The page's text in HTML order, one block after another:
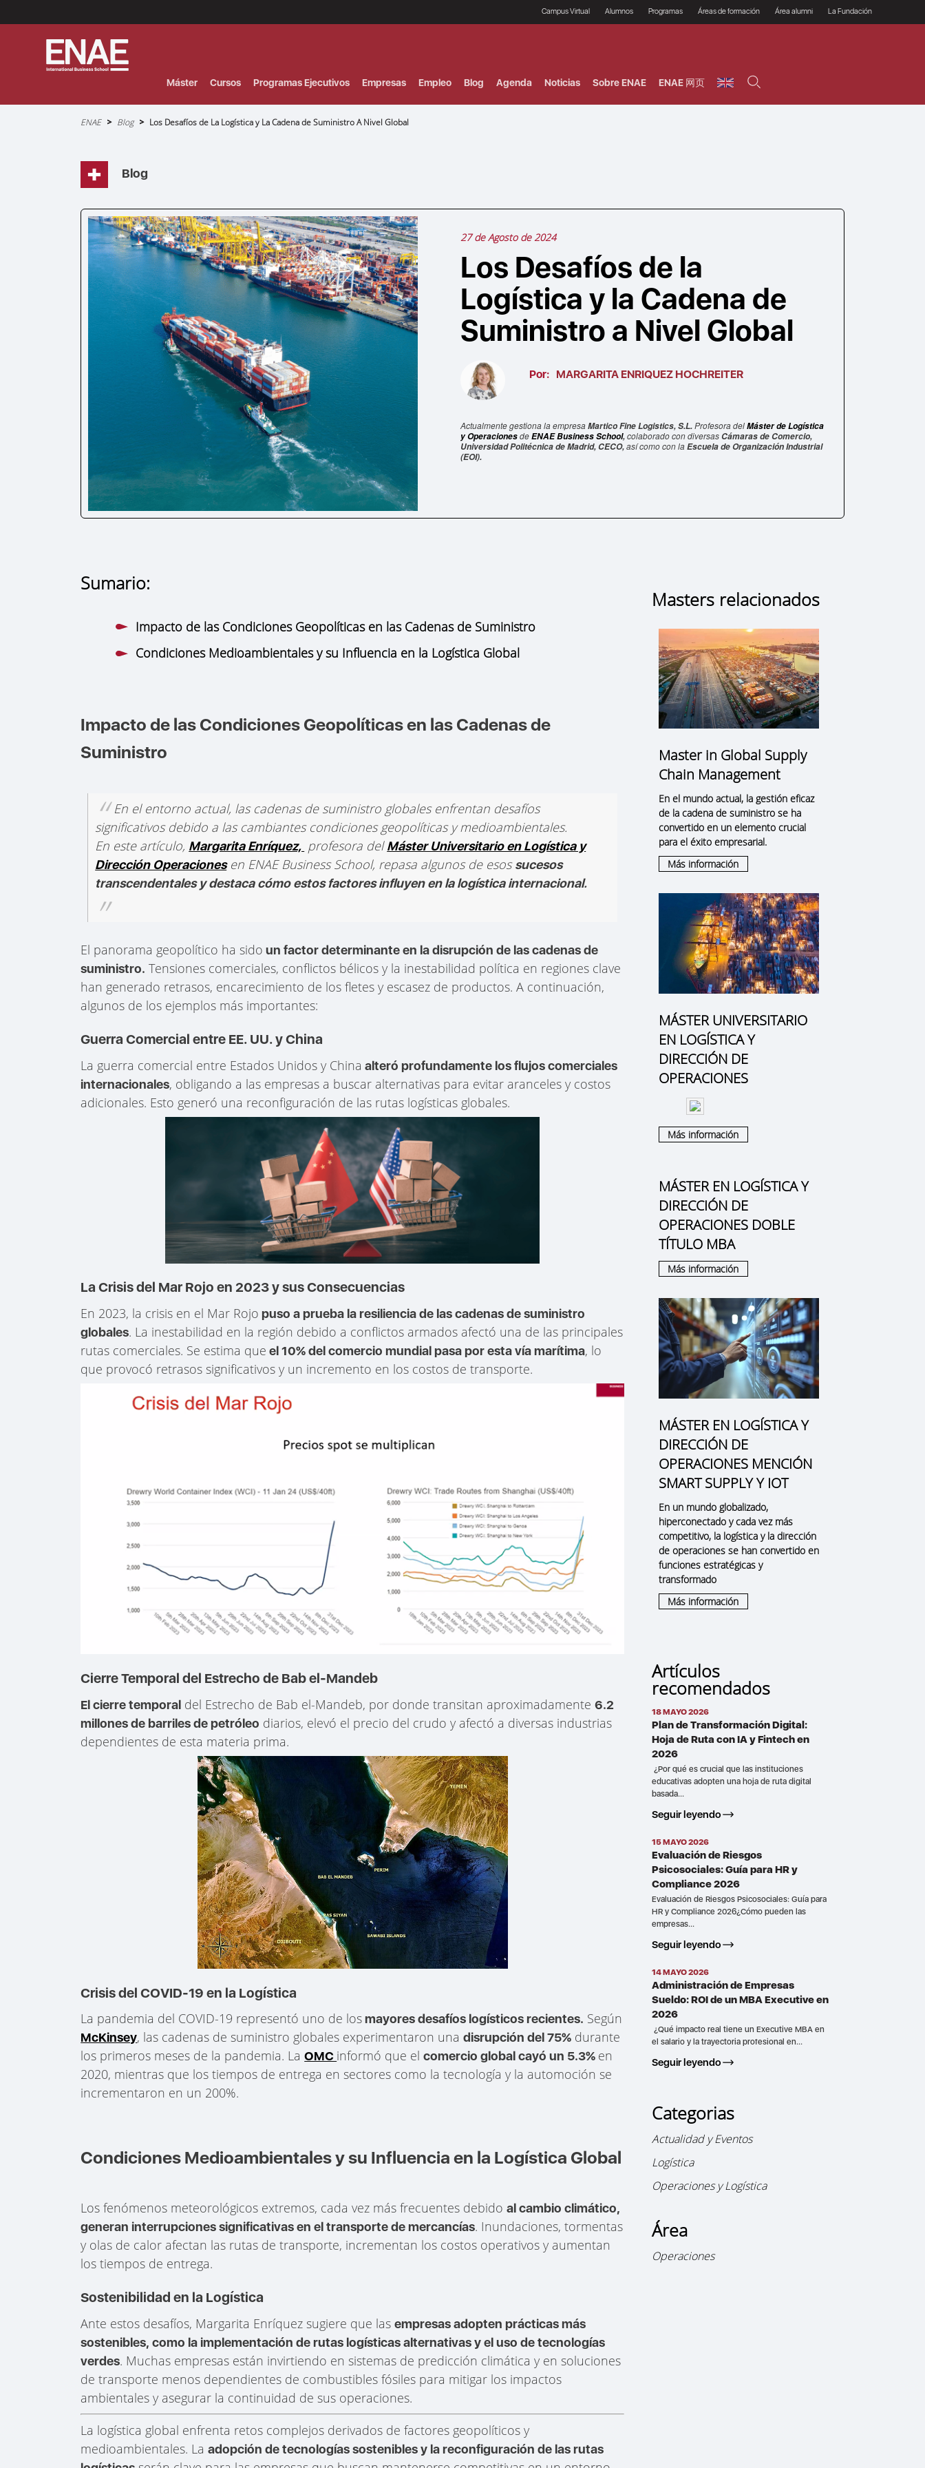
Campus Virtual Alumnos
Prácticas en empresas
Programas
Programas Ejecutivos
Áreas de formación
Riesgos
Área alumni La Fundación
Máster Cursos Programas Ejecutivos Empresas Empleo Blog Agenda Noticias Sobre ENAE ENAE 网页
Sobrescribir
la
navegación
ENAE Blog Los Desafíos de La Logística y La Cadena de Suministro A Nivel Global
Blog
27 de Agosto de 2024
Los Desafíos de la
Logística y la Cadena de
Suministro a Nivel Global
Por: MARGARITA ENRIQUEZ HOCHREITER
Actualmente gestiona la empresaMartico Fine Logistics, S.L.Profesora delMáster de Logística
y OperacionesdeENAE Business School,colaborado con diversas Cámaras de Comercio,
Universidad Politécnica de Madrid, CECO,así como con laEscuela de Organización Industrial
(EOI).
Sumario:
Impacto de las Condiciones Geopolíticas en las Cadenas de Suministro
Condiciones Medioambientales y su Influencia en la Logística Global
Impacto de las Condiciones Geopolíticas en las Cadenas de
Suministro
En el entorno actual, las cadenas de suministro globales enfrentan desafíos
significativos debido a las cambiantes condiciones geopolíticas y medioambientales.
En este artículo, Margarita Enríquez, profesora delMáster Universitario en Logística y
Dirección Operacionesen ENAE Business School, repasa algunos de esossucesos
transcendentales y destaca cómo estos factores influyen en la logística internacional.
El panorama geopolítico ha sido un factor determinante en la disrupción de las cadenas de
suministro. Tensiones comerciales, conflictos bélicos y la inestabilidad política en regiones clave
han generado retrasos, encarecimiento de los fletes y escasez de productos. A continuación,
algunos de los ejemplos más importantes:
Guerra Comercial entre EE. UU. y China
La guerra comercial entre Estados Unidos y China alteró profundamente los flujos comerciales
internacionales, obligando a las empresas a buscar alternativas para evitar aranceles y costos
adicionales. Esto generó una reconfiguración de las rutas logísticas globales.
La Crisis del Mar Rojo en 2023 y sus Consecuencias
En 2023, la crisis en el Mar Rojo puso a prueba la resiliencia de las cadenas de suministro
globales. La inestabilidad en la región debido a conflictos armados afectó una de las principales
rutas comerciales. Se estima que el 10% del comercio mundial pasa por esta vía marítima, lo
que provocó retrasos significativos y un incremento en los costos de transporte.
Cierre Temporal del Estrecho de Bab el-Mandeb
El cierre temporal del Estrecho de Bab el-Mandeb, por donde transitan aproximadamente6.2
millones de barriles de petróleo diarios, elevó el precio del crudo y afectó a diversas industrias
dependientes de esta materia prima.
Crisis del COVID-19 en la Logística
La pandemia del COVID-19 representó uno de losmayores desafíos logísticos recientes. Según
McKinsey, las cadenas de suministro globales experimentaron unadisrupción del 75% durante
los primeros meses de la pandemia. LaOMC informó que elcomercio global cayó un 5.3% en
2020, mientras que los tiempos de entrega en sectores como la tecnología y la automoción se
incrementaron en un 200%.
Condiciones Medioambientales y su Influencia en la Logística Global
Los fenómenos meteorológicos extremos, cada vez más frecuentes debidoal cambio climático,
generan interrupciones significativas en el transporte de mercancías. Inundaciones, tormentas
y olas de calor afectan las rutas de transporte, incrementan los costos operativos y aumentan
los tiempos de entrega.
Sostenibilidad en la Logística
Ante estos desafíos, Margarita Enríquez sugiere que lasempresas adopten prácticas más
sostenibles, como la implementación de rutas logísticas alternativas y el uso de tecnologías
verdes. Muchas empresas están invirtiendo en sistemas de predicción climática y en soluciones
de transporte menos dependientes de combustibles fósiles para mitigar los impactos
ambientales y asegurar la continuidad de sus operaciones.
La logística global enfrenta retos complejos derivados de factores geopolíticos y
medioambientales. Laadopción de tecnologías sostenibles y la reconfiguración de las rutas
Masters relacionados
Master in Global Supply
Chain Management
En el mundo actual, la gestión eficaz
de la cadena de suministro se ha
convertido en un elemento crucial
para el éxito empresarial.
Más información
MÁSTER UNIVERSITARIO
EN LOGÍSTICA Y
DIRECCIÓN DE
OPERACIONES
Más información
MÁSTER EN LOGÍSTICA Y
DIRECCIÓN DE
OPERACIONES DOBLE
TÍTULO MBA
Más información
MÁSTER EN LOGÍSTICA Y
DIRECCIÓN DE
OPERACIONES MENCIÓN
SMART SUPPLY Y IOT
En un mundo globalizado,
hiperconectado y cada vez más
competitivo, la logística y la dirección
de operaciones se han convertido en
funciones estratégicas y
transformado
Más información
Artículos
recomendados
18 MAYO 2026
Plan de Transformación Digital:
Hoja de Ruta con IA y Fintech en
2026
¿Por qué es crucial que las instituciones
educativas adopten una hoja de ruta digital
basada...
Seguir leyendo
15 MAYO 2026
Evaluación de Riesgos
Psicosociales: Guía para HR y
Compliance 2026
Evaluación de Riesgos Psicosociales: Guía para
HR y Compliance 2026¿Cómo pueden las
empresas...
Seguir leyendo
14 MAYO 2026
Administración de Empresas
Sueldo: ROI de un MBA Executive en
2026
¿Qué impacto real tiene un Executive MBA en
el salario y la trayectoria profesional en...
Seguir leyendo
Categorias
Actualidad y Eventos
Logística
Operaciones y Logística
Área
Operaciones